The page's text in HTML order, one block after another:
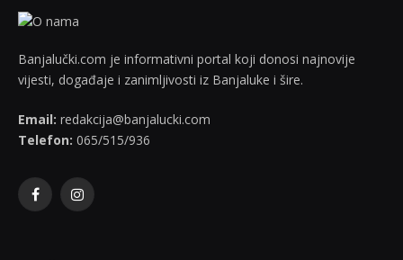
Banjalučki.com je informativni portal koji donosi najnovije
vijesti, događaje i zanimljivosti iz Banjaluke i šire.
Email: redakcija@banjalucki.com
Telefon: 065/515/936
FacebookInstagram